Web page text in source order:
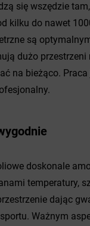
się wszędzie
kilku do nawet
są
dużo przestrzeni
na bieżąco.
doskonale
temperatury,
dając
Ważnym